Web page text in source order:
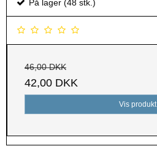
På lager (48 stk.)
46,00 DKK
42,00 DKK
Vis produkt